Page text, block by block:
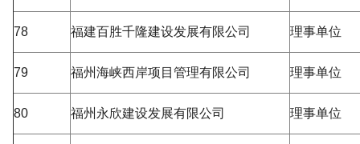
78 福建百胜千隆建设发展有限公司 理事单位
79 福州海峡西岸项目管理有限公司 理事单位
80 福州永欣建设发展有限公司 理事单位